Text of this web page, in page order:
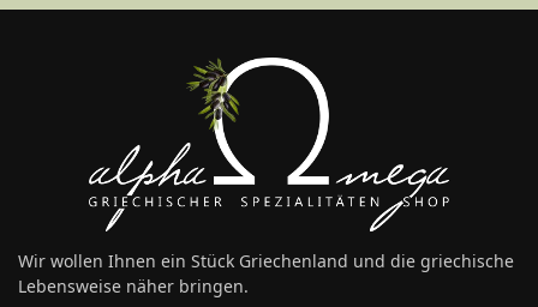
Wir wollen Ihnen ein Stück Griechenland und die griechische
Lebensweise näher bringen.